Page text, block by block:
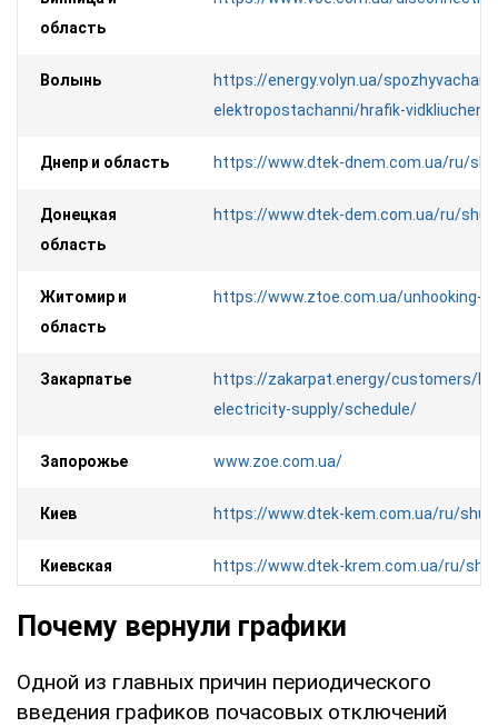
область
Волынь
https://energy.volyn.ua/
elektropostachanni/hrafik-vidkliuchen/
Днепр и область https://www.dtek-dnem.com.ua/ru/
Донецкая
область
https://www.dtek-dem.com.ua/ru/
Житомир и
область
https://www.ztoe.com.ua/unhooking-
Закарпатье
https://zakarpat.energy/customers/
electricity-supply/schedule/
Запорожье www.zoe.com.ua/
Киев https://www.dtek-kem.com.ua/ru/
Киевская
https://www.dtek-krem.com.ua/ru/
Кировоградская
область
https://kiroe.com.ua/electricity-
Почему вернули графики
Одной из главных причин периодического
введения графиков почасовых отключений